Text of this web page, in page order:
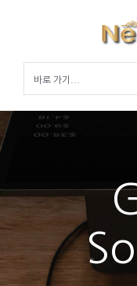
바로 가기...